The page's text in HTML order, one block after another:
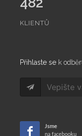
KLIENTŮ
Přihlaste se k
Jsme
na facebooku